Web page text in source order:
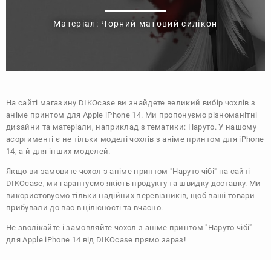
Матеріал: Чорний матовий силікон
На сайті магазину DIKOcase ви знайдете великий вибір чохлів з
аніме принтом для Apple iPhone 14. Ми пропонуємо різноманітні
дизайни та матеріали, наприклад з тематики: Наруто. У нашому
асортименті є не тільки моделі чохлів з аніме принтом для iPhone
14, а й для інших моделей.
Якщо ви замовите чохол з аніме принтом "Наруто чібі" на сайті
DIKOcase, ми гарантуємо якість продукту та швидку доставку. Ми
використовуємо тільки надійних перевізників, щоб ваші товари
прибували до вас в цілісності та вчасно.
Не зволікайте і замовляйте чохол з аніме принтом "Наруто чібі"
для Apple iPhone 14 від DIKOcase прямо зараз!